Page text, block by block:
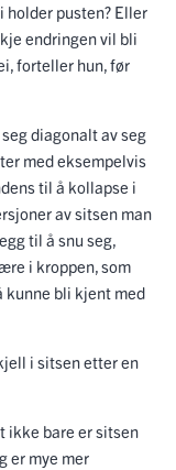
holder pusten? Eller
endringen vil bli
forteller hun, før
diagonalt av seg
med eksempelvis
til å kollapse i
av sitsen man
til å snu seg,
i kroppen, som
kunne bli kjent med
i sitsen etter en
ikke bare er sitsen
er mye mer